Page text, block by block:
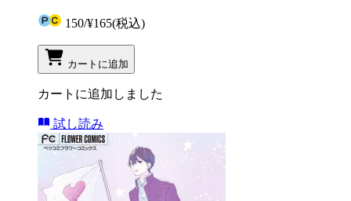
150/¥165(税込)
カートに追加
カートに追加しました
試し読み